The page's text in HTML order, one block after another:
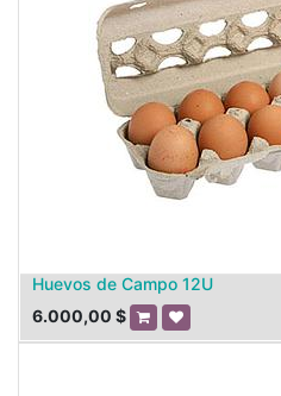
Huevos de Campo 12U
6.000,00 $